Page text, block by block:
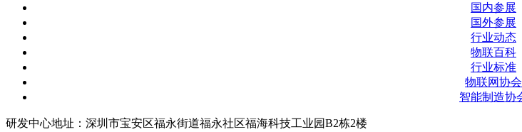
国内参展
国外参展
行业动态
物联百科
行业标准
物联网协会
智能制造协
研发中心地址：深圳市宝安区福永街道福永社区福海科技工业园B2栋2楼